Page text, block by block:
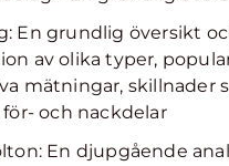
En grundlig översikt
av olika typer,
mätningar, skillnader
och nackdelar
En djupgående